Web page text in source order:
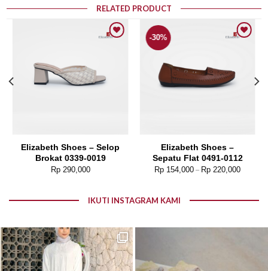
RELATED PRODUCT
Elizabeth Shoes – Selop
Brokat 0339-0019
Rp290,000
-30%
Elizabeth Shoes –
Sepatu Flat 0491-0112
Rp 154,000 – Rp 220,000
IKUTI INSTAGRAM KAMI